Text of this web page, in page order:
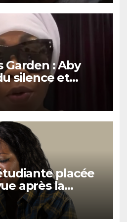
Garden : Aby
silence et
sur la
placée
après la
deux
sans vie